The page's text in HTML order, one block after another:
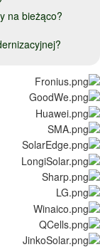
na bieżąco?